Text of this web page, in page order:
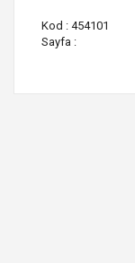
Kod : 454101
Sayfa :